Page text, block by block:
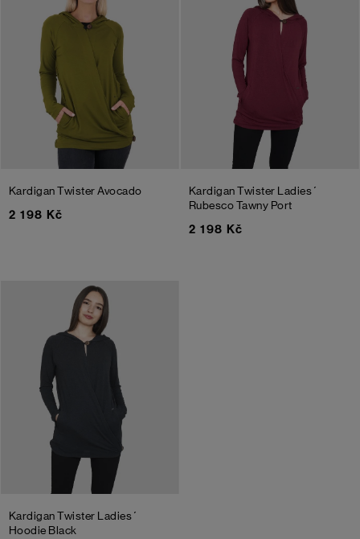
Kardigan TwisterAvocado
2 198 Kč
Kardigan Twister Ladies´
RubescoTawny Port
2 198 Kč
Kardigan Twister Ladies´
Hoodie Black